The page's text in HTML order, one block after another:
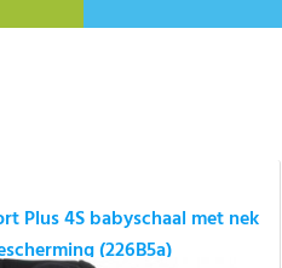
Plus 4S babyschaal met nek
(226B5a)